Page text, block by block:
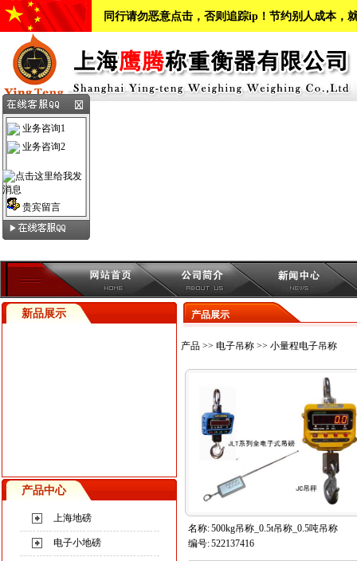
同行请勿恶意点击，否则追踪ip！节约别人成本，
新品展示
产品中心
上海地磅
电子小地磅
产品展示
产品 >> 电子吊称 >> 小量程电子吊称
名称:500kg吊称_0.5t吊称_0.5吨吊称
编号:522137416
业务咨询1
业务咨询2
贵宾留言